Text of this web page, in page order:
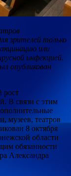
зрителей только
или
инфекцией.
опубликован
рост
В связи с этим
музеев, театров
8 октября
области
обязанности
Александра